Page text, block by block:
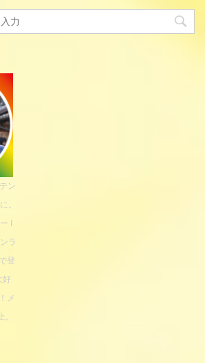
ン
。
I
ラ
登
好
メ